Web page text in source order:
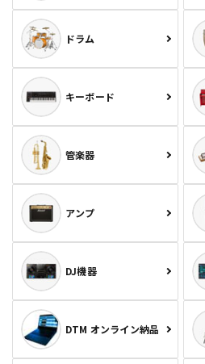
ドラム
キーボード
管楽器
アンプ
DJ機器
DTM オンライン納品